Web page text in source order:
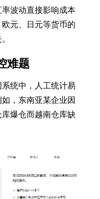
波动直接影响成本
元、日元等货币的
难题
统中，人工统计易
，东南亚某企业因
爆仓而越南仓库缺